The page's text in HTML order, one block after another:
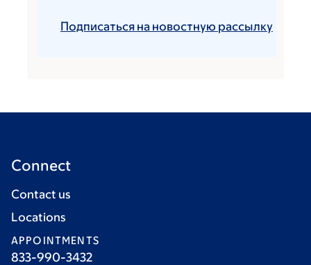
Подписаться на новостную рассылку
Connect
Contact us
Locations
APPOINTMENTS
833-990-3432